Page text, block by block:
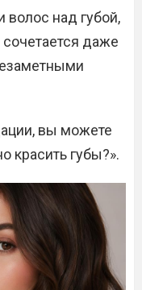
волос над губой,
даже
вы можете
красить губы?».